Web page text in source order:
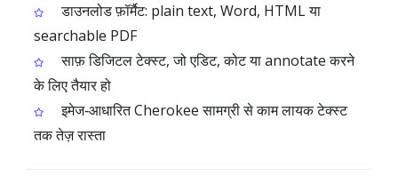
डाउनलोड फ़ॉर्मैट: plain text, Word, HTML या
searchable PDF
साफ़ डिजिटल टेक्स्ट, जो एडिट, कोट या annotate करने
के लिए तैयार हो
इमेज‑आधारित Cherokee सामग्री से काम लायक टेक्स्ट
तक तेज़ रास्ता